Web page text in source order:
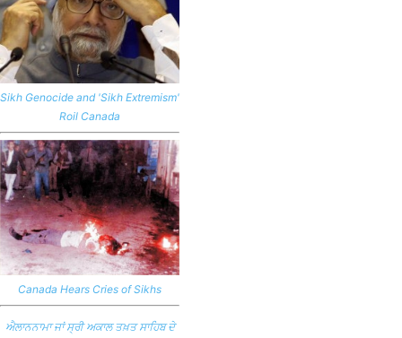
Sikh Genocide and 'Sikh Extremism'
Roil Canada
Canada Hears Cries of Sikhs
ਐਲਾਨਨਾਮਾ ਜਾਂ ਸ੍ਰੀ ਅਕਾਲ ਤਖ਼ਤ ਸਾਹਿਬ ਦੇ